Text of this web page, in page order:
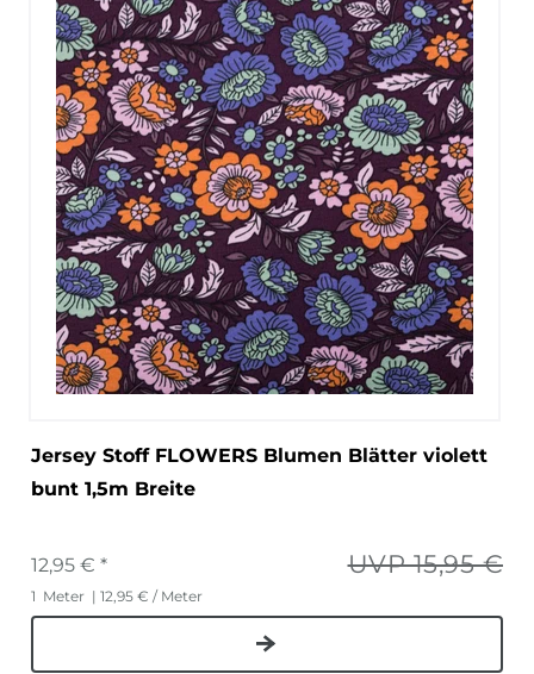
Jersey Stoff FLOWERS Blumen Blätter violett
bunt 1,5m Breite
UVP 15,95 €
12,95 € *
1 Meter | 12,95 € / Meter